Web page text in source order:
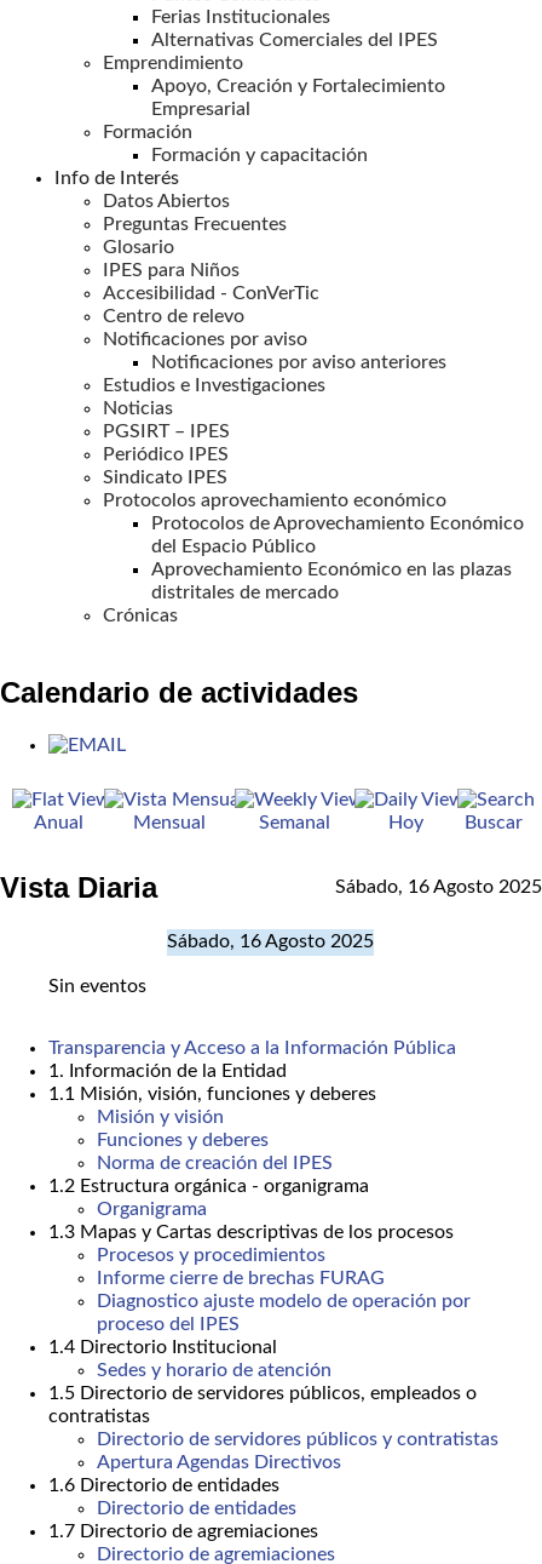
Ferias Institucionales
Alternativas Comerciales del IPES
Emprendimiento
Apoyo, Creación y Fortalecimiento
Empresarial
Formación
Formación y capacitación
Info de Interés
Datos Abiertos
Preguntas Frecuentes
Glosario
IPES para Niños
Accesibilidad - ConVerTic
Centro de relevo
Notificaciones por aviso
Notificaciones por aviso anteriores
Estudios e Investigaciones
Noticias
PGSIRT – IPES
Periódico IPES
Sindicato IPES
Protocolos aprovechamiento económico
Protocolos de Aprovechamiento Económico
del Espacio Público
Aprovechamiento Económico en las plazas
distritales de mercado
Crónicas
Calendario de actividades
Anual Mensual Semanal Hoy Buscar
Vista Diaria Sábado, 16 Agosto 2025
Sábado, 16 Agosto 2025
Sin eventos
Transparencia y Acceso a la Información Pública
1. Información de la Entidad
1.1 Misión, visión, funciones y deberes
Misión y visión
Funciones y deberes
Norma de creación del IPES
1.2 Estructura orgánica - organigrama
Organigrama
1.3 Mapas y Cartas descriptivas de los procesos
Procesos y procedimientos
Informe cierre de brechas FURAG
Diagnostico ajuste modelo de operación por
proceso del IPES
1.4 Directorio Institucional
Sedes y horario de atención
1.5 Directorio de servidores públicos, empleados o
contratistas
Directorio de servidores públicos y contratistas
Apertura Agendas Directivos
1.6 Directorio de entidades
Directorio de entidades
1.7 Directorio de agremiaciones
Directorio de agremiaciones